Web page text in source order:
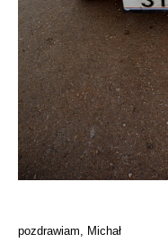
pozdrawiam, Michał